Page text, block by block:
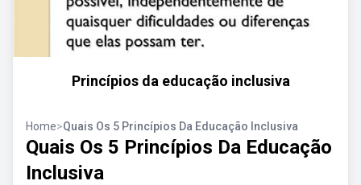
Princípios da educação inclusiva
Home>Quais Os 5 Princípios Da Educação Inclusiva
Quais Os 5 Princípios Da Educação
Inclusiva